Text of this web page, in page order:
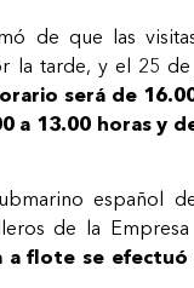
de que las
la tarde, y el 25
será de
a 13.00 horas y
español
de la Empresa
a flote se efectuó